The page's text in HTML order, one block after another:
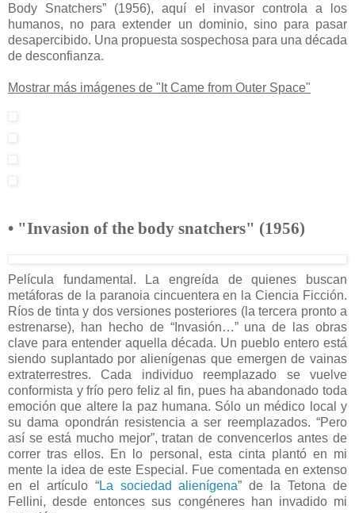
Body Snatchers” (1956), aquí el invasor controla a los
humanos, no para extender un dominio, sino para pasar
desapercibido. Una propuesta sospechosa para una década
de desconfianza.
Mostrar más imágenes de "It Came from Outer Space"
• "Invasion of the body snatchers" (1956)
Película fundamental. La engreída de quienes buscan
metáforas de la paranoia cincuentera en la Ciencia Ficción.
Ríos de tinta y dos versiones posteriores (la tercera pronto a
estrenarse), han hecho de “Invasión…” una de las obras
clave para entender aquella década. Un pueblo entero está
siendo suplantado por alienígenas que emergen de vainas
extraterrestres. Cada individuo reemplazado se vuelve
conformista y frío pero feliz al fin, pues ha abandonado toda
emoción que altere la paz humana. Sólo un médico local y
su dama opondrán resistencia a ser reemplazados. “Pero
así se está mucho mejor”, tratan de convencerlos antes de
correr tras ellos. En lo personal, esta cinta plantó en mi
mente la idea de este Especial. Fue comentada en extenso
en el artículo “La sociedad alienígena” de la Tetona de
Fellini, desde entonces sus congéneres han invadido mi